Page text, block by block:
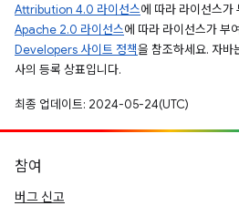
Attribution 4.0 라이선스에 따라 라이선스가
Apache 2.0 라이선스에 따라 라이선스가 부
Developers 사이트 정책을 참조하세요. 자
사의 등록 상표입니다.
최종 업데이트: 2024-05-24(UTC)
참여
버그 신고